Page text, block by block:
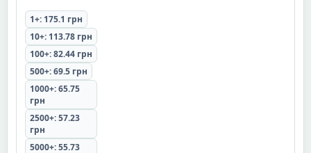
1+: 175.1 грн
10+: 113.78 грн
100+: 82.44 грн
500+: 69.5 грн
1000+: 65.75
грн
2500+: 57.23
грн
5000+: 55.73